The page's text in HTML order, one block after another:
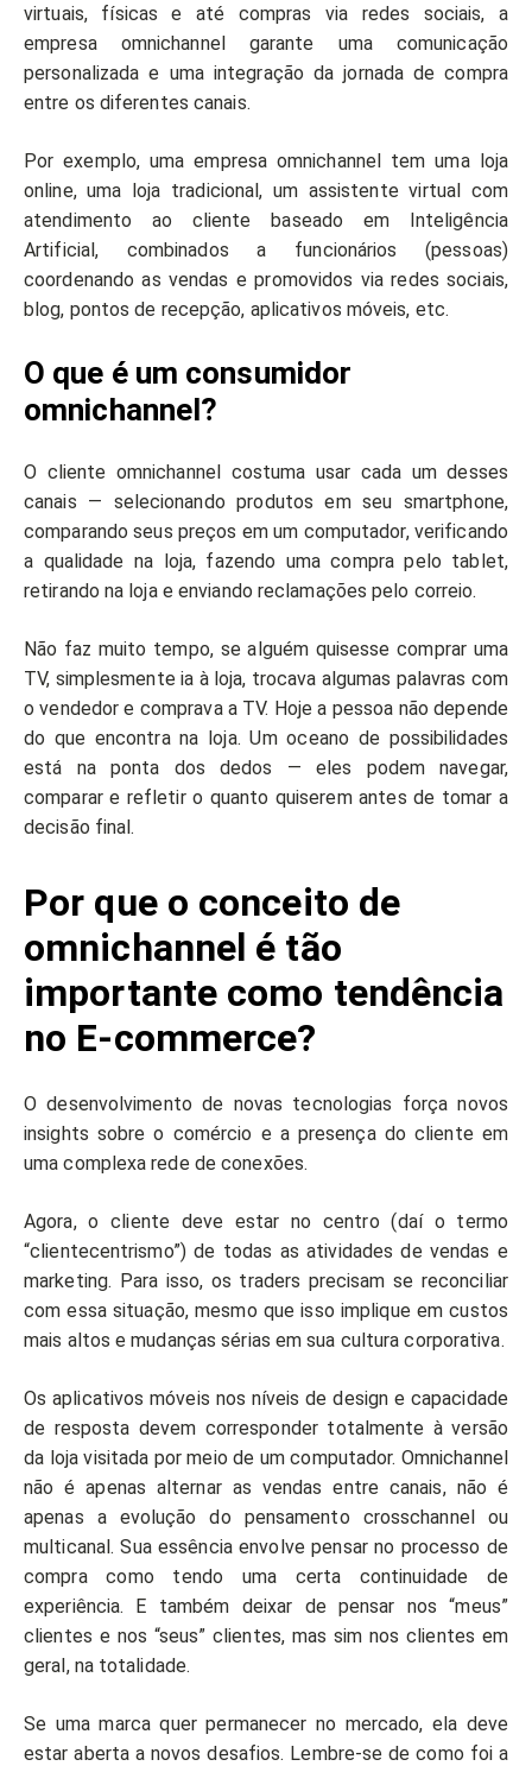
virtuais, físicas e até compras via redes sociais, a
empresa omnichannel garante uma comunicação
personalizada e uma integração da jornada de compra
entre os diferentes canais.
Por exemplo, uma empresa omnichannel tem uma loja
online, uma loja tradicional, um assistente virtual com
atendimento ao cliente baseado em Inteligência
Artificial, combinados a funcionários (pessoas)
coordenando as vendas e promovidos via redes sociais,
blog, pontos de recepção, aplicativos móveis, etc.
O que é um consumidor
omnichannel?
O cliente omnichannel costuma usar cada um desses
canais — selecionando produtos em seu smartphone,
comparando seus preços em um computador, verificando
a qualidade na loja, fazendo uma compra pelo tablet,
retirando na loja e enviando reclamações pelo correio.
Não faz muito tempo, se alguém quisesse comprar uma
TV, simplesmente ia à loja, trocava algumas palavras com
o vendedor e comprava a TV. Hoje a pessoa não depende
do que encontra na loja. Um oceano de possibilidades
está na ponta dos dedos — eles podem navegar,
comparar e refletir o quanto quiserem antes de tomar a
decisão final.
Por que o conceito de
omnichannel é tão
importante como tendência
no E-commerce?
O desenvolvimento de novas tecnologias força novos
insights sobre o comércio e a presença do cliente em
uma complexa rede de conexões.
Agora, o cliente deve estar no centro (daí o termo
“clientecentrismo”) de todas as atividades de vendas e
marketing. Para isso, os traders precisam se reconciliar
com essa situação, mesmo que isso implique em custos
mais altos e mudanças sérias em sua cultura corporativa.
Os aplicativos móveis nos níveis de design e capacidade
de resposta devem corresponder totalmente à versão
da loja visitada por meio de um computador. Omnichannel
não é apenas alternar as vendas entre canais, não é
apenas a evolução do pensamento crosschannel ou
multicanal. Sua essência envolve pensar no processo de
compra como tendo uma certa continuidade de
experiência. E também deixar de pensar nos “meus”
clientes e nos “seus” clientes, mas sim nos clientes em
geral, na totalidade.
Se uma marca quer permanecer no mercado, ela deve
estar aberta a novos desafios. Lembre-se de como foi a